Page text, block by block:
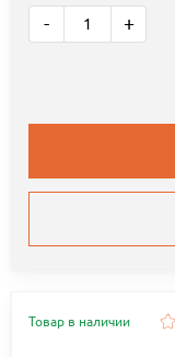
- +
Товар в наличии